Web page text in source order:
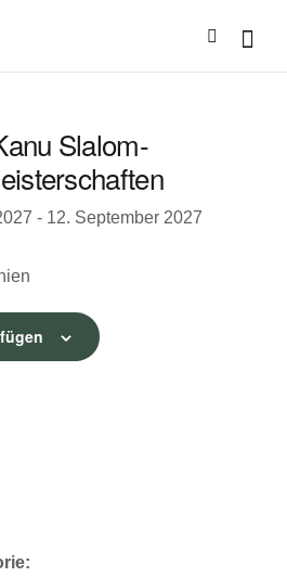
Slalom-
- 12. September 2027